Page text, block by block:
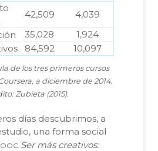
42,509 4,039
35,028
1,924
84,592 10,097
de los tres primeros cursos
a diciembre de 2014.
Zubieta (2015).
días descubrimos, a
una forma social
Ser más creativos: